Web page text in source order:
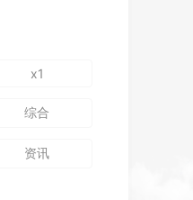
x1
综合
资讯